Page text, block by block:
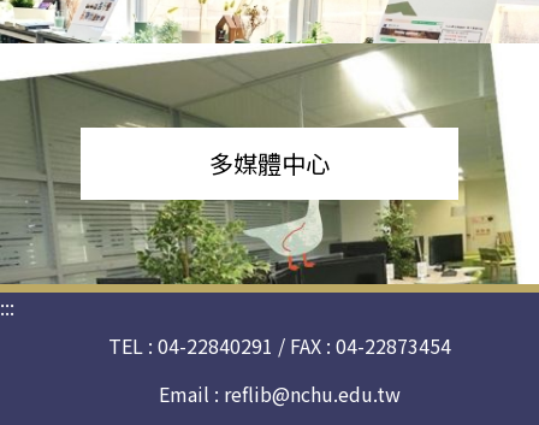
多媒體中心
:::
TEL : 04-22840291 / FAX : 04-22873454
Email : reflib@nchu.edu.tw